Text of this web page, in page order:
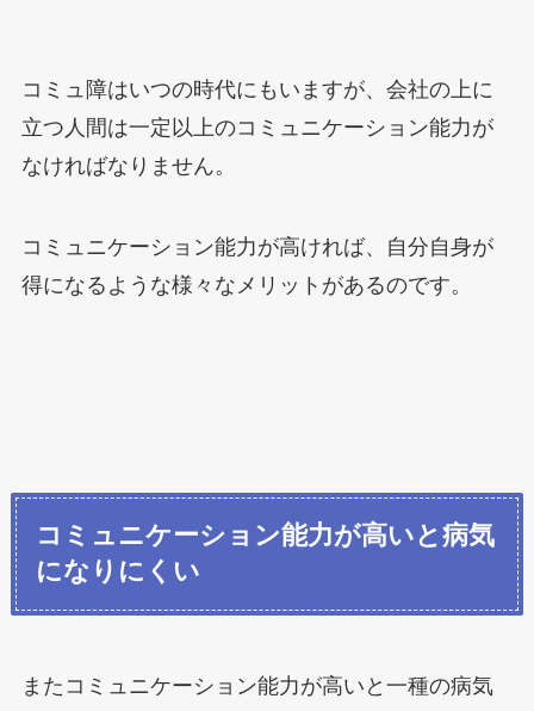
コミュ障はいつの時代にもいますが、会社の上に
立つ人間は一定以上のコミュニケーション能力が
なければなりません。
コミュニケーション能力が高ければ、自分自身が
得になるような様々なメリットがあるのです。
コミュニケーション能力が高いと病気
になりにくい
またコミュニケーション能力が高いと一種の病気